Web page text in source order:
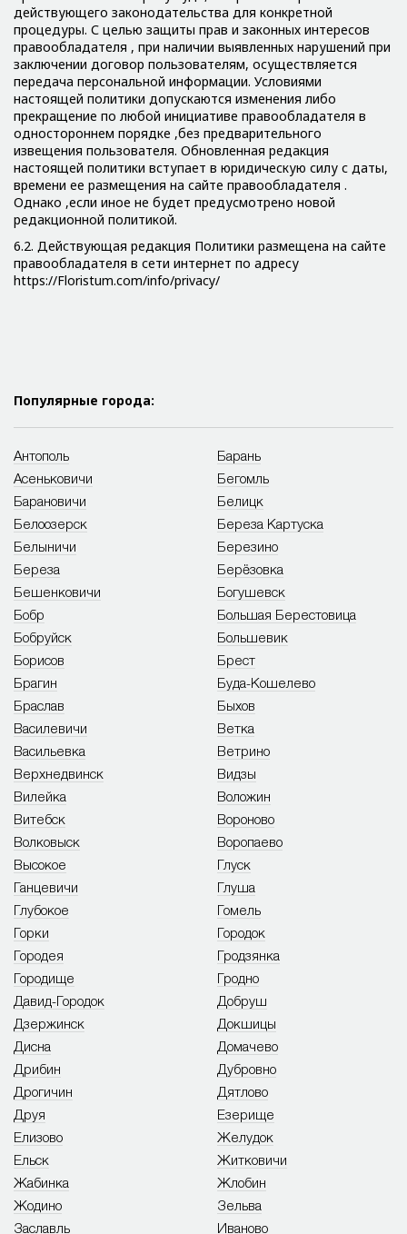
действующего законодательства для конкретной
процедуры. С целью защиты прав и законных интересов
правообладателя , при наличии выявленных нарушений при
заключении договор пользователям, осуществляется
передача персональной информации. Условиями
настоящей политики допускаются изменения либо
прекращение по любой инициативе правообладателя в
одностороннем порядке ,без предварительного
извещения пользователя. Обновленная редакция
настоящей политики вступает в юридическую силу с даты,
времени ее размещения на сайте правообладателя .
Однако ,если иное не будет предусмотрено новой
редакционной политикой.
6.2. Действующая редакция Политики размещена на сайте
правообладателя в сети интернет по адресу
https://Floristum.com/info/privacy/
Популярные города:
Антополь
Асеньковичи
Барановичи
Барань
Бегомль
Белицк
Белоозерск
Белыничи
Береза
Береза Картуска
Березино
Берёзовка
Бешенковичи
Бобр
Бобруйск
Богушевск
Большая Берестовица
Большевик
Борисов
Брагин
Браслав
Брест
Буда-Кошелево
Быхов
Василевичи
Васильевка
Верхнедвинск
Ветка
Ветрино
Видзы
Вилейка
Витебск
Волковыск
Воложин
Вороново
Воропаево
Высокое
Ганцевичи
Глубокое
Глуск
Глуша
Гомель
Горки
Городея
Городище
Городок
Гродзянка
Гродно
Давид-Городок
Дзержинск
Дисна
Добруш
Докшицы
Домачево
Дрибин
Дрогичин
Друя
Дубровно
Дятлово
Езерище
Елизово
Ельск
Жабинка
Желудок
Житковичи
Жлобин
Жодино
Заславль
Зельва
Иваново